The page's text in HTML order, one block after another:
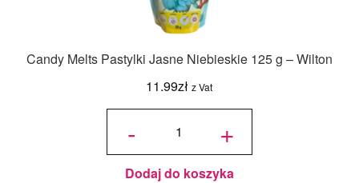
Candy Melts Pastylki Jasne Niebieskie 125 g – Wilton
11.99zł z Vat
-
ilość
Pastylki
Jasne
Niebieskie
125 g -
Wilton
+
Dodaj do koszyka